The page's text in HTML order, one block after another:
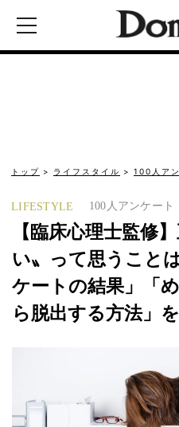
トップ ライフスタイル 100人ア
LIFESTYLE 100人アンケート
【臨床心理士監修
い〟って思うこと
ケートの結果」「
ら脱出する方法」